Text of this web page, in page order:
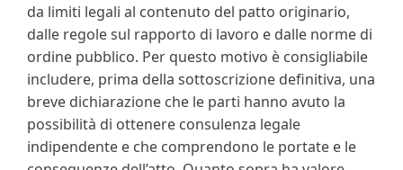
da limiti legali al contenuto del patto originario,
dalle regole sul rapporto di lavoro e dalle norme di
ordine pubblico. Per questo motivo è consigliabile
includere, prima della sottoscrizione definitiva, una
breve dichiarazione che le parti hanno avuto la
possibilità di ottenere consulenza legale
indipendente e che comprendono le portate e le